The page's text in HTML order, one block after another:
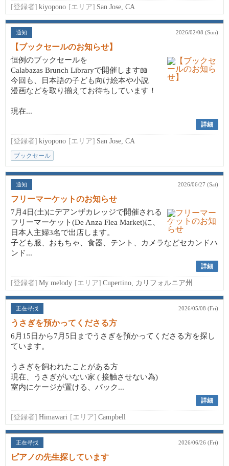
[登録者] kiyopono [エリア] San Jose, CA
通知 2026/02/08 (Sun)
【ブックセールのお知らせ】
恒例のブックセールを
Calabazas Brunch Libraryで開催します📖
今回も、日本語の子ども向け絵本や小説
漫画などを取り揃えてお待ちしています！
現在...
詳細
[登録者] kiyopono [エリア] San Jose, CA
ブックセール
通知 2026/06/27 (Sat)
フリーマーケットのお知らせ
7月4日(土)にデアンザカレッジで開催される
フリーマーケット(De Anza Flea Market)に、
日本人主婦3名で出店します。
子ども服、おもちゃ、食器、テント、カメラなどセカンドハ
ンド...
詳細
[登録者] My melody [エリア] Cupertino, カリフォルニア州
正在寻找 2026/05/08 (Fri)
うさぎを預かってくださる方
6月15日から7月5日までうさぎを預かってくださる方を探し
ています。
うさぎを飼われたことがある方
現在、うさぎがいない家 ( 接触させない為)
室内にケージが置ける、バック...
詳細
[登録者] Himawari [エリア] Campbell
正在寻找 2026/06/26 (Fri)
ピアノの先生探しています